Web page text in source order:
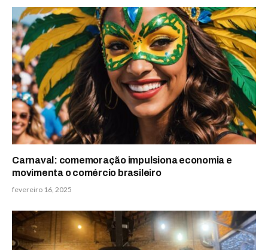
Carnaval: comemoração impulsiona economia e
movimenta o comércio brasileiro
fevereiro 16, 2025